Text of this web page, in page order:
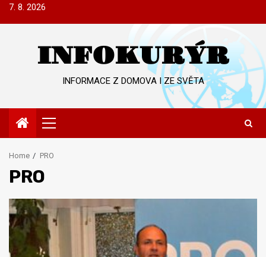
Skip7. 8. 2026
INFOKURÝR
INFORMACE Z DOMOVA I ZE SVĚTA
Primary
Menu
Home PRO
PRO